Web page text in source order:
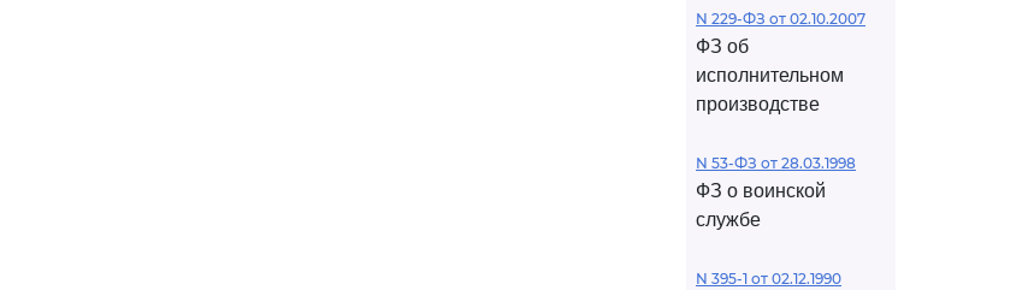
N 229-ФЗ от 02.10.2007
ФЗ об
исполнительном
производстве
N 53-ФЗ от 28.03.1998
ФЗ о воинской
службе
N 395-1 от 02.12.1990